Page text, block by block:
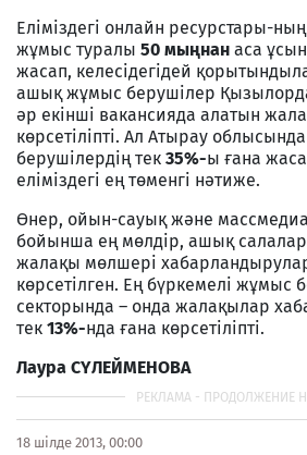
Еліміздегі онлайн ресурстары-
жұмыс туралы 50 мыңнан аса
жасап, келесідегідей
ашық жұмыс берушілер
әр екінші вакансияда алатын
көрсетіліпті. Ал Атырау
берушілердің тек 35%-ы ғана
еліміздегі ең төменгі нәтиже.
Өнер, ойын-сауық және массмедиа
бойынша ең мөлдір, ашық
жалақы мөлшері
көрсетілген. Ең бүркемелі жұмыс
секторында – онда жалақылар
тек 13%-нда ғана көрсетіліпті.
Лаура СҮЛЕЙМЕНОВА
18 шілде 2013, 00:00